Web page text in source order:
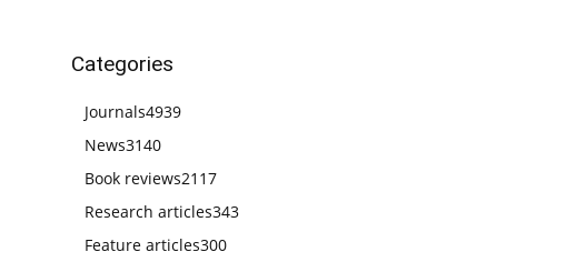
Categories
Journals4939
News3140
Book reviews2117
Research articles343
Feature articles300